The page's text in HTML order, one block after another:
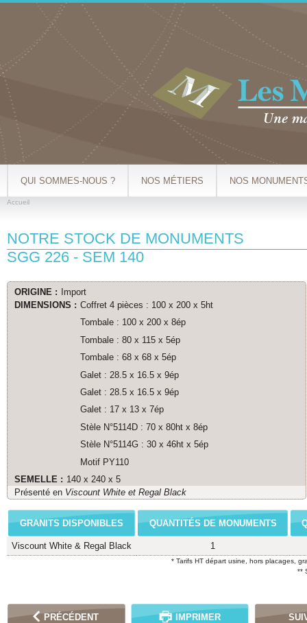
QUI SOMMES-NOUS ? NOS MÉTIERS NOS
Accueil
NOTRE STOCK DE MONUMENTS
SGG 226 - SEM 140
ORIGINE :
Import
DIMENSIONS : Coffret 4 pièces : 100 x 200 x 5ht
Tombale : 100 x 200 x 8ép
Tombale : 80 x 115 x 5ép
Tombale : 68 x 68 x 5ép
Galet : 28.5 x 16.5 x 9ép
Galet : 28.5 x 16.5 x 9ép
Galet : 17 x 13 x 7ép
Stèle N°5114D : 70 x 80ht x 8ép
Stèle N°5114G : 30 x 46ht x 5ép
Motif PY110
SEMELLE : 140 x 240 x 5
Présenté en Viscount White et Regal Black
GRANITS DISPONIBLES QUANTITÉS DE MONUMENTS
Viscount White & Regal Black 1
* Tarifs HT départ usine, hors placages,
**
PRÉCÉDENT IMPRIMER